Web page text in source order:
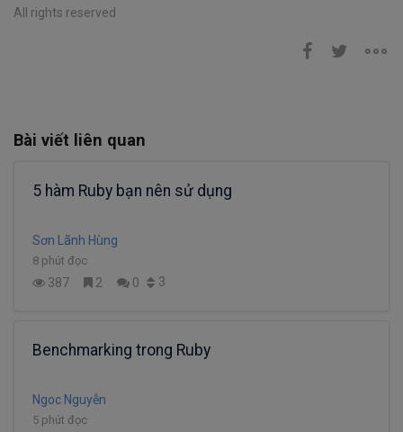
All rights reserved
Bài viết liên quan
5 hàm Ruby bạn nên sử dụng
Sơn Lãnh Hùng
8 phút đọc
387 2 0 3
Benchmarking trong Ruby
Ngoc Nguyễn
5 phút đọc